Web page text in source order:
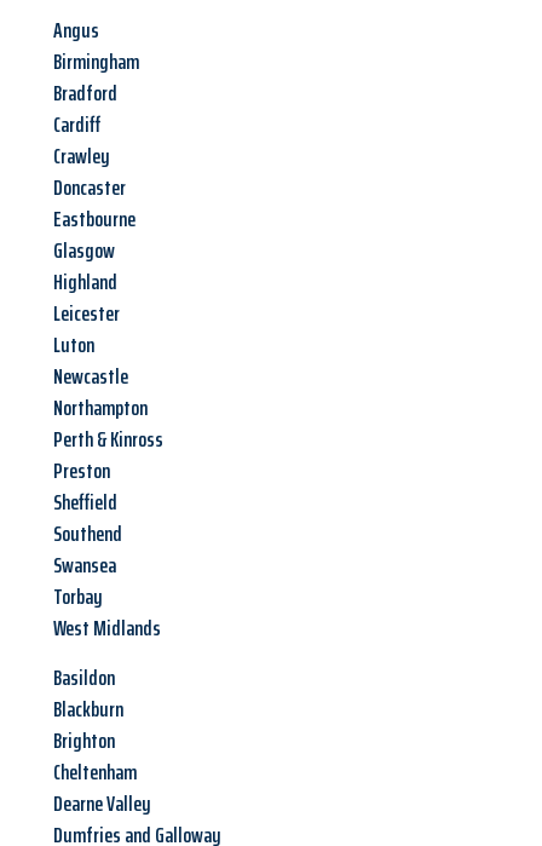
Angus
Birmingham
Bradford
Cardiff
Crawley
Doncaster
Eastbourne
Glasgow
Highland
Leicester
Luton
Newcastle
Northampton
Perth & Kinross
Preston
Sheffield
Southend
Swansea
Torbay
West Midlands
Basildon
Blackburn
Brighton
Cheltenham
Dearne Valley
Dumfries and Galloway